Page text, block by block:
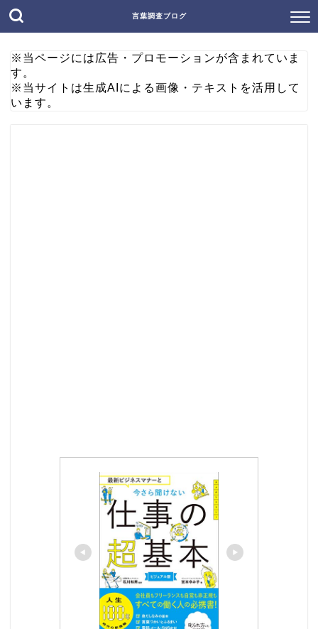
言葉調査ブログ
※当ページには広告・プロモーションが含まれていま
す。
※当サイトは生成AIによる画像・テキストを活用して
います。